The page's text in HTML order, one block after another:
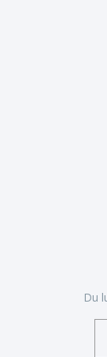
Du